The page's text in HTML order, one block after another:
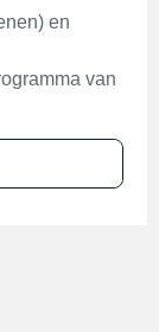
en
van